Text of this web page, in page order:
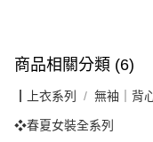
商品相關分類 (6)
┃上衣系列 無袖｜背
❖春夏女裝全系列